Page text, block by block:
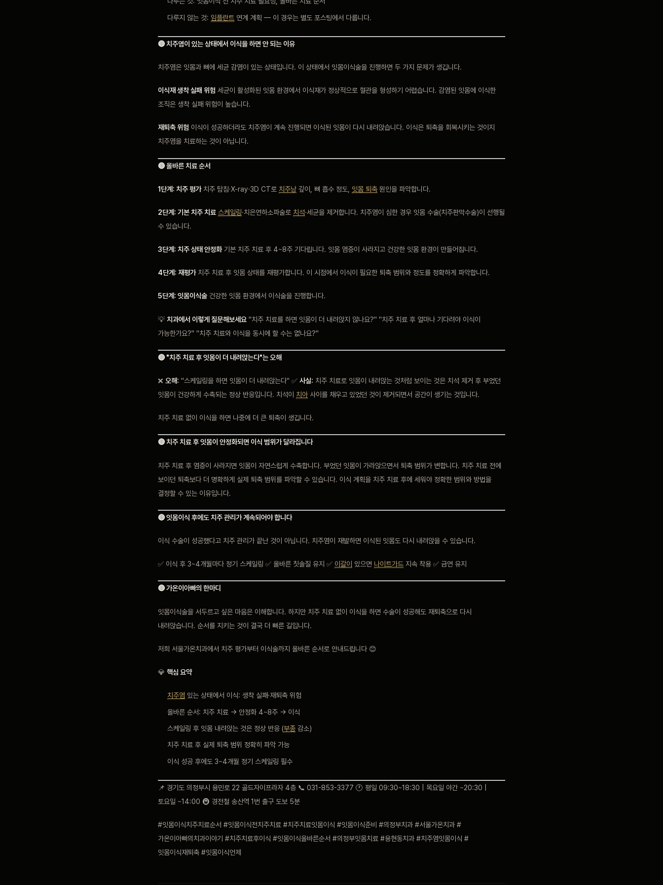
다루지 않는 것: 임플란트 연계 계획 — 이 경우는 별도 포스팅에서 다룹니다.
🔴 치주염이 있는 상태에서 이식을 하면 안 되는 이유
치주염은 잇몸과 뼈에 세균 감염이 있는 상태입니다. 이 상태에서 잇몸이식술을 진행하면 두 가지 문제가 생깁니다.
이식재 생착 실패 위험 세균이 활성화된 잇몸 환경에서 이식재가 정상적으로 혈관을 형성하기 어렵습니다. 감염된 잇몸에 이식한
조직은 생착 실패 위험이 높습니다.
재퇴축 위험 이식이 성공하더라도 치주염이 계속 진행되면 이식된 잇몸이 다시 내려앉습니다. 이식은 퇴축을 회복시키는 것이지
치주염을 치료하는 것이 아닙니다.
🔴 올바른 치료 순서
1단계: 치주 평가치주 탐침·X-ray·3D CT로 치주낭 깊이, 뼈 흡수 정도, 잇몸 퇴축 원인을 파악합니다.
2단계: 기본 치주 치료 스케일링·치은연하소파술로 치석·세균을 제거합니다. 치주염이 심한 경우 잇몸 수술(치주판막수술)이 선행될
수 있습니다.
3단계: 치주 상태 안정화기본 치주 치료 후 4~8주 기다립니다. 잇몸 염증이 사라지고 건강한 잇몸 환경이 만들어집니다.
4단계: 재평가치주 치료 후 잇몸 상태를 재평가합니다. 이 시점에서 이식이 필요한 퇴축 범위와 정도를 정확하게 파악합니다.
5단계: 잇몸이식술 건강한 잇몸 환경에서 이식술을 진행합니다.
💡치과에서 이렇게 질문해보세요 "치주 치료를 하면 잇몸이 더 내려앉지 않나요?" "치주 치료 후 얼마나 기다려야 이식이
가능한가요?" "치주 치료와 이식을 동시에 할 수는 없나요?"
🔴 "치주 치료 후 잇몸이 더 내려앉는다"는 오해
❌ 오해: "스케일링을 하면 잇몸이 더 내려앉는다" ✅ 사실: 치주 치료로 잇몸이 내려앉는 것처럼 보이는 것은 치석 제거 후 부었던
잇몸이 건강하게 수축되는 정상 반응입니다. 치석이 치아 사이를 채우고 있었던 것이 제거되면서 공간이 생기는 것입니다.
치주 치료 없이 이식을 하면 나중에 더 큰 퇴축이 생깁니다.
🔴 치주 치료 후 잇몸이 안정화되면 이식 범위가 달라집니다
치주 치료 후 염증이 사라지면 잇몸이 자연스럽게 수축합니다. 부었던 잇몸이 가라앉으면서 퇴축 범위가 변합니다. 치주 치료 전에
보이던 퇴축보다 더 명확하게 실제 퇴축 범위를 파악할 수 있습니다. 이식 계획을 치주 치료 후에 세워야 정확한 범위와 방법을
결정할 수 있는 이유입니다.
🔴 잇몸이식 후에도 치주 관리가 계속되어야 합니다
이식 수술이 성공했다고 치주 관리가 끝난 것이 아닙니다. 치주염이 재발하면 이식된 잇몸도 다시 내려앉을 수 있습니다.
✅ 이식 후 3~4개월마다 정기 스케일링 ✅ 올바른 칫솔질 유지 ✅ 이갈이 있으면 나이트가드 지속 착용 ✅ 금연 유지
🔴 가온이아빠의 한마디
잇몸이식술을 서두르고 싶은 마음은 이해합니다. 하지만 치주 치료 없이 이식을 하면 수술이 성공해도 재퇴축으로 다시
내려앉습니다. 순서를 지키는 것이 결국 더 빠른 길입니다.
저희 서울가온치과에서 치주 평가부터 이식술까지 올바른 순서로 안내드립니다 😊
💎 핵심 요약
치주염 있는 상태에서 이식: 생착 실패·재퇴축 위험
올바른 순서: 치주 치료 → 안정화 4~8주 → 이식
스케일링 후 잇몸 내려앉는 것은 정상 반응 (부종 감소)
치주 치료 후 실제 퇴축 범위 정확히 파악 가능
이식 성공 후에도 3~4개월 정기 스케일링 필수
📌 경기도 의정부시 용민로 22 골드자이프라자 4층 📞 031-853-3377 🕐 평일 09:30~18:30 | 목요일 야간 ~20:30 |
토요일 ~14:00 🚇 경전철 송산역 1번 출구 도보 5분
#잇몸이식치주치료순서 #잇몸이식전치주치료 #치주치료잇몸이식 #잇몸이식준비 #의정부치과 #서울가온치과 #
가온이아빠의치과이야기 #치주치료후이식 #잇몸이식올바른순서 #의정부잇몸치료 #용현동치과 #치주염잇몸이식 #
잇몸이식재퇴축 #잇몸이식언제